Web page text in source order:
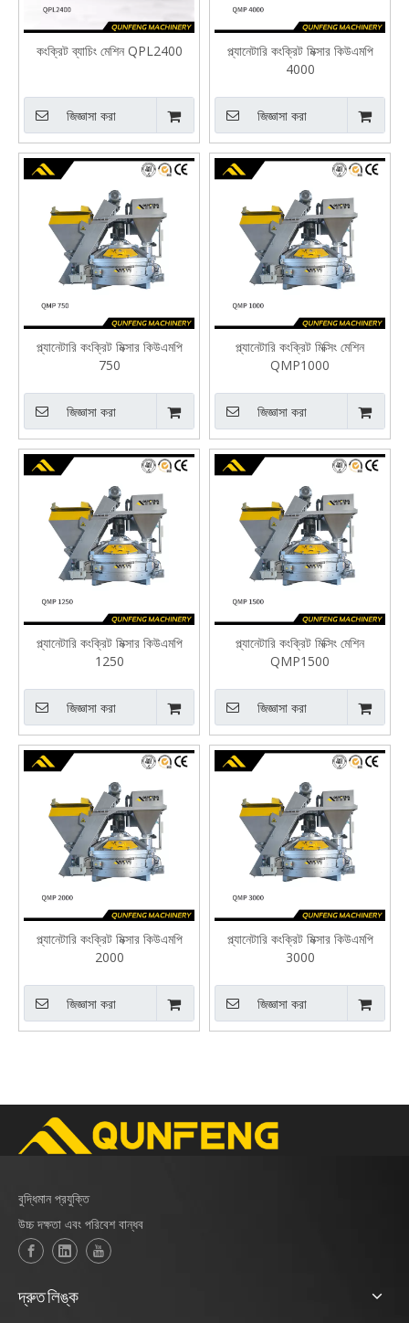
কংক্রিট ব্যাচিং মেশিন QPL2400
জিজ্ঞাসা করা
প্ল্যানেটারি কংক্রিট মিক্সার কিউএমপি
4000
জিজ্ঞাসা করা
প্ল্যানেটারি কংক্রিট মিক্সার কিউএমপি
750
জিজ্ঞাসা করা
প্ল্যানেটারি কংক্রিট মিক্সিং মেশিন
QMP1000
জিজ্ঞাসা করা
প্ল্যানেটারি কংক্রিট মিক্সার কিউএমপি
1250
জিজ্ঞাসা করা
প্ল্যানেটারি কংক্রিট মিক্সিং মেশিন
QMP1500
জিজ্ঞাসা করা
প্ল্যানেটারি কংক্রিট মিক্সার কিউএমপি
2000
জিজ্ঞাসা করা
প্ল্যানেটারি কংক্রিট মিক্সার কিউএমপি
3000
জিজ্ঞাসা করা
বুদ্ধিমান প্রযুক্তি
উচ্চ দক্ষতা এবং পরিবেশ বান্ধব
দ্রুত লিঙ্ক